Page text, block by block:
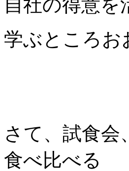
自社の得意
学ぶところお
さて、試食
食べ比べる